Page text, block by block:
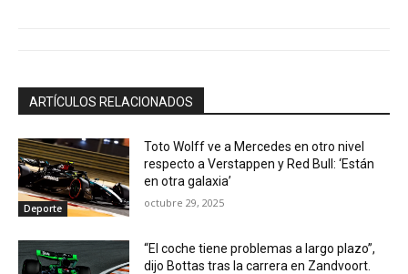
ARTÍCULOS RELACIONADOS
Deporte
Toto Wolff ve a Mercedes en otro nivel
respecto a Verstappen y Red Bull: ‘Están
en otra galaxia’
octubre 29, 2025
“El coche tiene problemas a largo plazo”,
dijo Bottas tras la carrera en Zandvoort.